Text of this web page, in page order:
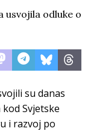
su danas
Svjetske
i razvoj po